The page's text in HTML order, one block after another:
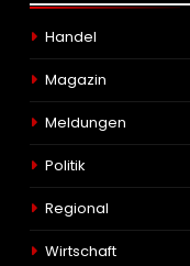
Handel
Magazin
Meldungen
Politik
Regional
Wirtschaft